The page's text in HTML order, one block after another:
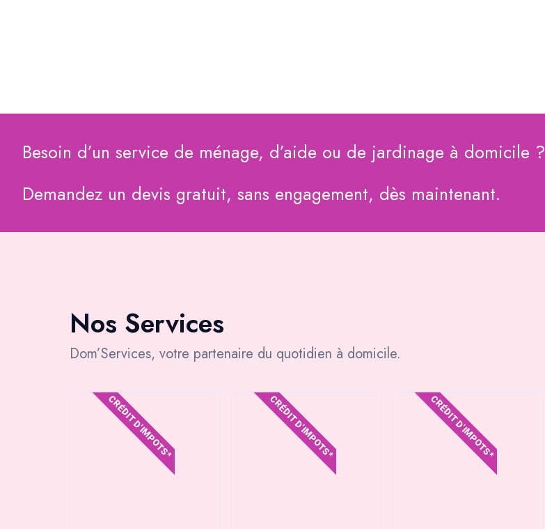
Besoin d’un service de ménage, d’aide ou de jardinage à domicile ?
Demandez un devis gratuit, sans engagement, dès maintenant.
Nos Services
Dom’Services, votre partenaire du quotidien à domicile.
CRÉDIT D'IMPOTS* CRÉDIT D'IMPOTS* CRÉDIT D'IMPOTS*